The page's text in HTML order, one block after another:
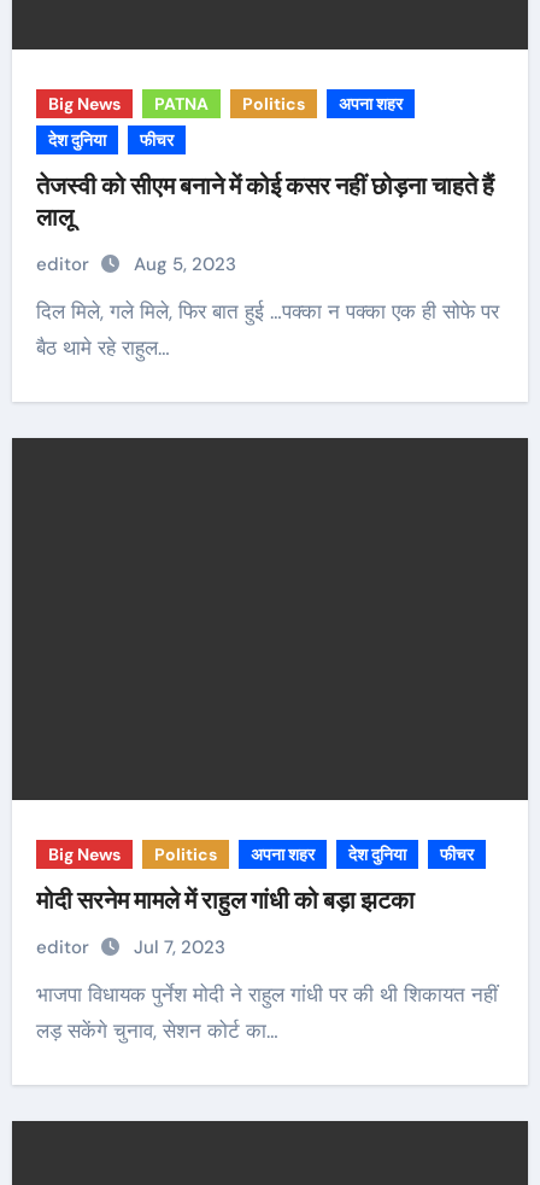
Big News PATNA Politics
अपना शहर
देश दुनिया
फीचर
तेजस्वी को सीएम बनाने में कोई कसर नहीं छोड़ना चाहते हैं
लालू
editor Aug 5, 2023
दिल मिले, गले मिले, फिर बात हुई …पक्का न पक्का एक ही सोफे पर
बैठ थामे रहे राहुल…
Big News Politics अपना शहर देश दुनिया फीचर
मोदी सरनेम मामले में राहुल गांधी को बड़ा झटका
editor Jul 7, 2023
भाजपा विधायक पुर्नेश मोदी ने राहुल गांधी पर की थी शिकायत नहीं
लड़ सकेंगे चुनाव, सेशन कोर्ट का…